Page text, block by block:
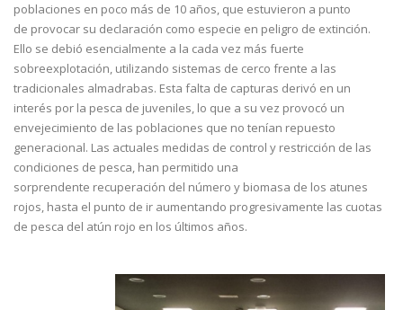
poblaciones en poco más de 10 años, que estuvieron a punto
de provocar su declaración como especie en peligro de extinción.
Ello se debió esencialmente a la cada vez más fuerte
sobreexplotación, utilizando sistemas de cerco frente a las
tradicionales almadrabas. Esta falta de capturas derivó en un
interés por la pesca de juveniles, lo que a su vez provocó un
envejecimiento de las poblaciones que no tenían repuesto
generacional. Las actuales medidas de control y restricción de las
condiciones de pesca, han permitido una
sorprendente recuperación del número y biomasa de los atunes
rojos, hasta el punto de ir aumentando progresivamente las cuotas
de pesca del atún rojo en los últimos años.
FotoCronica_4.jpg